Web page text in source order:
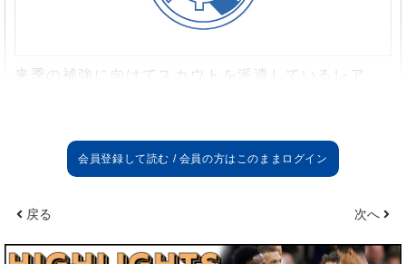
来季の補強に向けてスカウトを派遣しているレア
ジョビッチはベンフィカからドイツのクラブへ
中で父親はドイツメディアのビルト紙にもう
年ドイ
ルトガルで行われた試合から、その目で動きを確認
戻る 次へ